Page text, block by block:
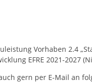
Vorhaben 2.4
EFRE 2021-2027
gern per E-Mail an